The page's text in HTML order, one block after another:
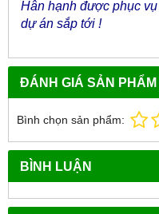
Hân hạnh được phục
dự án sắp tới !
ĐÁNH GIÁ SẢN PHẨM
Bình chọn sản phẩm:
BÌNH LUẬN